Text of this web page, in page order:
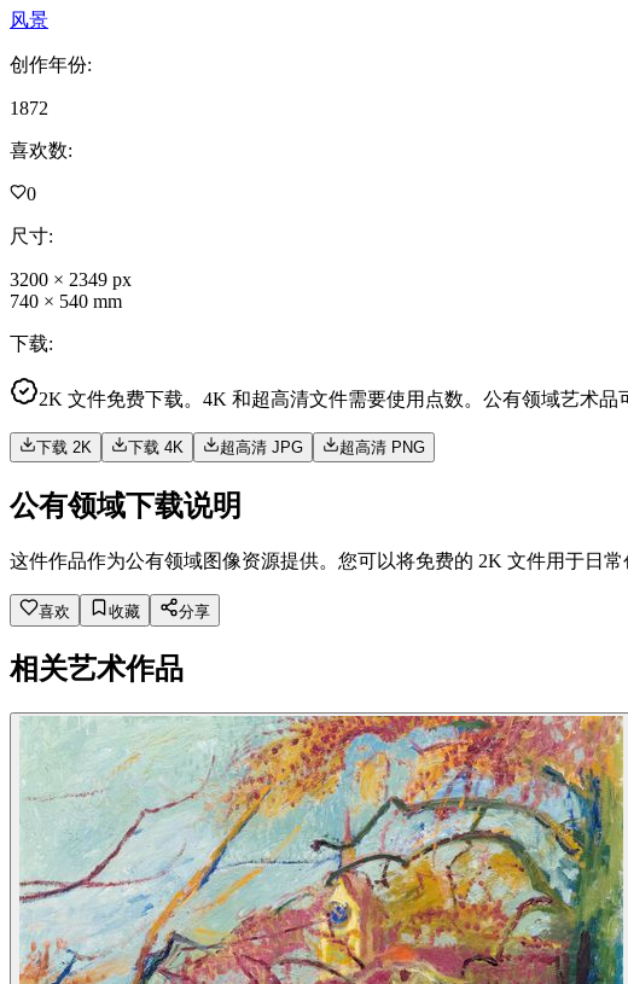
风景
创作年份:
1872
喜欢数:
0
尺寸:
3200 × 2349 px
740 × 540 mm
下载:
2K 文件免费下载。4K 和超高清文件需要使用点数。公有领域艺术品
下载 2K 下载 4K 超高清 JPG 超高清 PNG
公有领域下载说明
这件作品作为公有领域图像资源提供。您可以将免费的 2K 文件用于日
喜欢 收藏 分享
相关艺术作品